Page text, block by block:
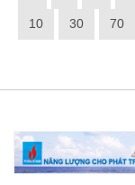
10 30 70